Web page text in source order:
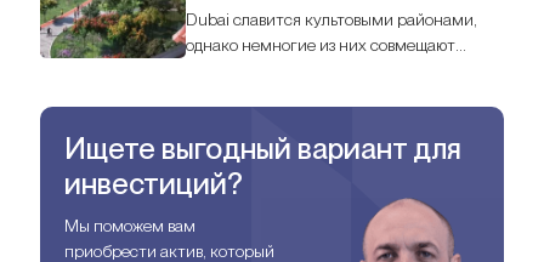
Dubai славится культовыми районами,
однако немногие из них совмещают
Ищете выгодный вариант для
инвестиций?
Мы поможем вам
приобрести актив, который